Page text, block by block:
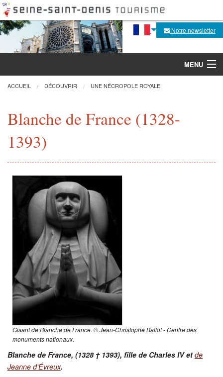
Notre newsletter
MENU
Découvrir
Agenda
Fabrique de la flèche
Visites, activités
Pratique
Restauration
CMN
Fouilles
ACCUEIL DÉCOUVRIR UNE NÉCROPOLE ROYALE
Blanche de France (1328-
1393)
Gisant de Blanche de France. © Jean-Christophe Ballot - Centre des
monuments nationaux.
Blanche de France, (1328 † 1393), fille de Charles IV etde
Jeanne d'Évreux.